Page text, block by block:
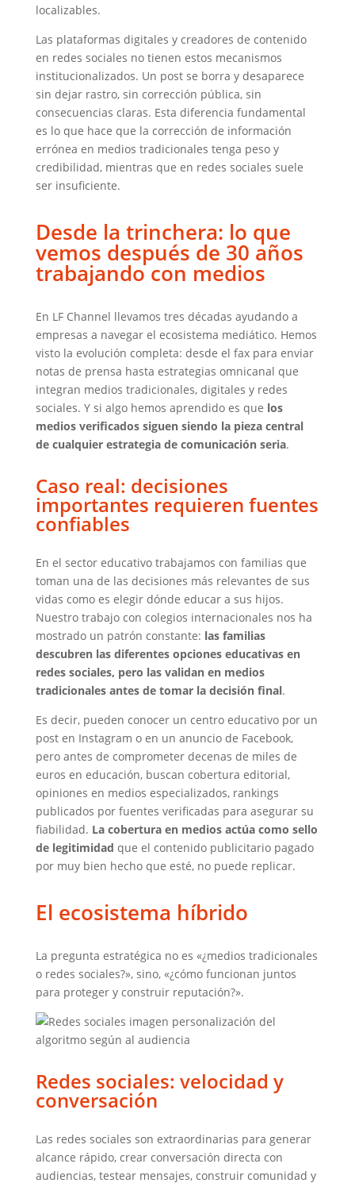
localizables.
Las plataformas digitales y creadores de contenido
en redes sociales no tienen estos mecanismos
institucionalizados. Un post se borra y desaparece
sin dejar rastro, sin corrección pública, sin
consecuencias claras. Esta diferencia fundamental
es lo que hace que la corrección de información
errónea en medios tradicionales tenga peso y
credibilidad, mientras que en redes sociales suele
ser insuficiente.
Desde la trinchera: lo que
vemos después de 30 años
trabajando con medios
En LF Channel llevamos tres décadas ayudando a
empresas a navegar el ecosistema mediático. Hemos
visto la evolución completa: desde el fax para enviar
notas de prensa hasta estrategias omnicanal que
integran medios tradicionales, digitales y redes
sociales. Y si algo hemos aprendido es que los
medios verificados siguen siendo la pieza central
de cualquier estrategia de comunicación seria.
Caso real: decisiones
importantes requieren fuentes
confiables
En el sector educativo trabajamos con familias que
toman una de las decisiones más relevantes de sus
vidas como es elegir dónde educar a sus hijos.
Nuestro trabajo con colegios internacionales nos ha
mostrado un patrón constante: las familias
descubren las diferentes opciones educativas en
redes sociales, pero las validan en medios
tradicionales antes de tomar la decisión final.
Es decir, pueden conocer un centro educativo por un
post en Instagram o en un anuncio de Facebook,
pero antes de comprometer decenas de miles de
euros en educación, buscan cobertura editorial,
opiniones en medios especializados, rankings
publicados por fuentes verificadas para asegurar su
fiabilidad. La cobertura en medios actúa como sello
de legitimidad que el contenido publicitario pagado
por muy bien hecho que esté, no puede replicar.
El ecosistema híbrido
La pregunta estratégica no es «¿medios tradicionales
o redes sociales?», sino, «¿cómo funcionan juntos
para proteger y construir reputación?».
Redes sociales: velocidad y
conversación
Las redes sociales son extraordinarias para generar
alcance rápido, crear conversación directa con
audiencias, testear mensajes, construir comunidad y